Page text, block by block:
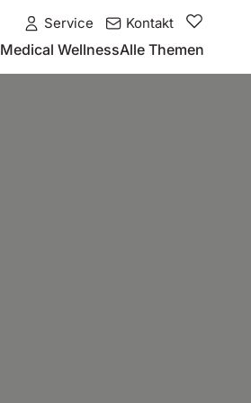
Service Kontakt
Medical WellnessAlle Themen